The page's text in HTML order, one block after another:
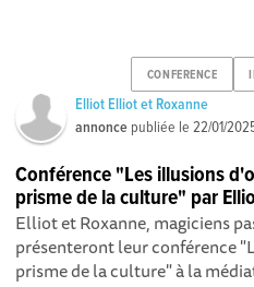
CONFERENCE
Elliot Elliot et Roxanne
annonce publiée le22/01/
Conférence "Les illusions
prisme de la culture" par
Elliot et Roxanne, magiciens
présenteront leur conférence
prisme de la culture" à la